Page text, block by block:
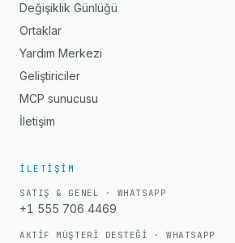
Değişiklik Günlüğü
Ortaklar
Yardım Merkezi
Geliştiriciler
MCP sunucusu
İletişim
İLETIŞIM
SATIŞ & GENEL · WHATSAPP
+1 555 706 4469
AKTIF MÜŞTERI DESTEĞI · WHATSAPP